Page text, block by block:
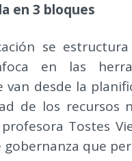
en 3 bloques
se
en las
van desde la
de los recursos
Tostes
que